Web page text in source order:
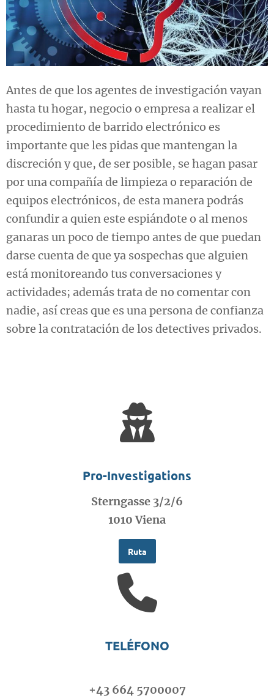
Antes de que los agentes de investigación vayan
hasta tu hogar, negocio o empresa a realizar el
procedimiento de barrido electrónico es
importante que les pidas que mantengan la
discreción y que, de ser posible, se hagan pasar
por una compañía de limpieza o reparación de
equipos electrónicos, de esta manera podrás
confundir a quien este espiándote o al menos
ganaras un poco de tiempo antes de que puedan
darse cuenta de que ya sospechas que alguien
está monitoreando tus conversaciones y
actividades; además trata de no comentar con
nadie, así creas que es una persona de confianza
sobre la contratación de los detectives privados.
Pro-Investigations
Sterngasse 3/2/6
1010 Viena
Ruta
TELÉFONO
+43 664 5700007